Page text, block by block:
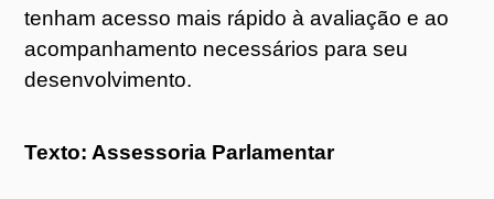
tenham acesso mais rápido à avaliação e ao
acompanhamento necessários para seu
desenvolvimento.
Texto: Assessoria Parlamentar